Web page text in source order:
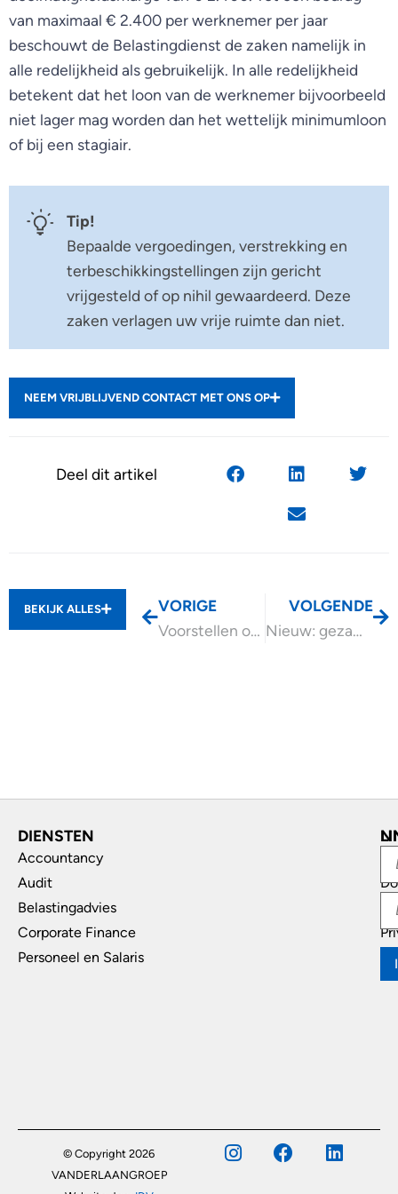
van maximaal € 2.400 per werknemer per jaar
beschouwt de Belastingdienst de zaken namelijk in
alle redelijkheid als gebruikelijk. In alle redelijkheid
betekent dat het loon van de werknemer bijvoorbeeld
niet lager mag worden dan het wettelijk minimumloon
of bij een stagiair.
Tip!
Bepaalde vergoedingen, verstrekking en
terbeschikkingstellingen zijn gericht
vrijgesteld of op nihil gewaardeerd. Deze
zaken verlagen uw vrije ruimte dan niet.
NEEM VRIJBLIJVEND CONTACT MET ONS OP
Deel dit artikel
BEKIJK ALLES
VORIGE
Voorstellen om de WIA te vereenvoudigen
VOLGENDE
Nieuw: gezamenlijke verklaring bij verlegging loonheffingen
DIENSTEN
Accountancy
Audit
Belastingadvies
Corporate Finance
Personeel en Salaris
© Copyright 2026
VANDERLAANGROEP